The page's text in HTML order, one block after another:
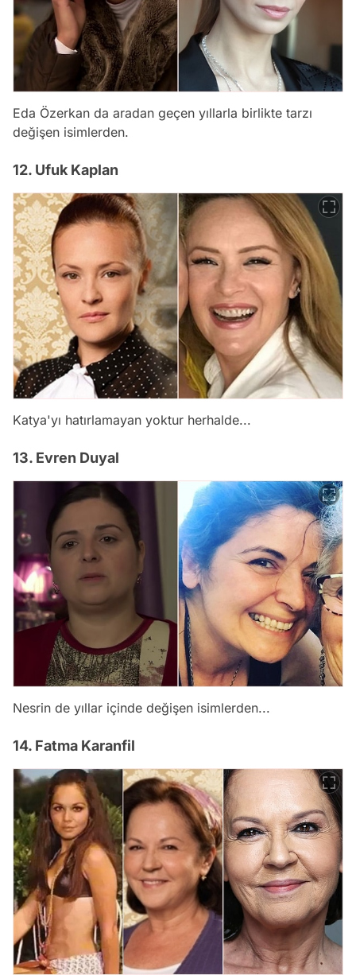
Eda Özerkan da aradan geçen yıllarla birlikte tarzı
değişen isimlerden.
12. Ufuk Kaplan
Katya'yı hatırlamayan yoktur herhalde...
13. Evren Duyal
Nesrin de yıllar içinde değişen isimlerden...
14. Fatma Karanfil